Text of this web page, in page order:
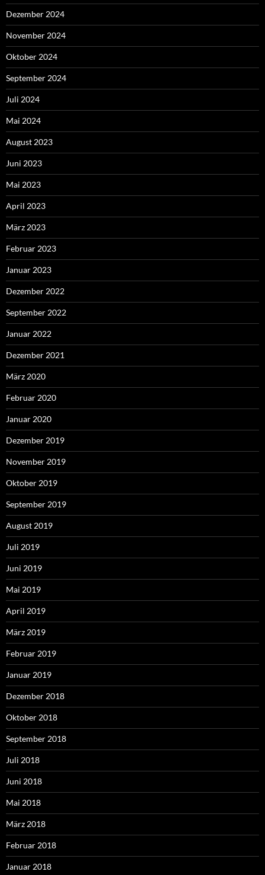
Dezember 2024
November 2024
Oktober 2024
September 2024
Juli 2024
Mai 2024
August 2023
Juni 2023
Mai 2023
April 2023
März 2023
Februar 2023
Januar 2023
Dezember 2022
September 2022
Januar 2022
Dezember 2021
März 2020
Februar 2020
Januar 2020
Dezember 2019
November 2019
Oktober 2019
September 2019
August 2019
Juli 2019
Juni 2019
Mai 2019
April 2019
März 2019
Februar 2019
Januar 2019
Dezember 2018
Oktober 2018
September 2018
Juli 2018
Juni 2018
Mai 2018
März 2018
Februar 2018
Januar 2018